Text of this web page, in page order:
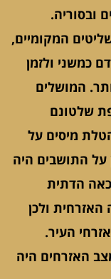
ובסוריה.
המקומיים,
כמשני ולזמן
המושלים
שלטונם
מיסים על
התושבים היה
הדתית
האזרחית ולכן
העיר.
האזרחים היה